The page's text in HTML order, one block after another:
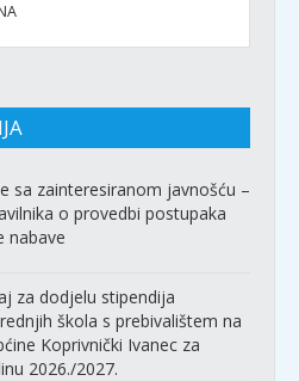
sa zainteresiranom javnošću –
o provedbi postupaka
nabave
za dodjelu stipendija
škola s prebivalištem na
Koprivnički Ivanec za
2026./2027.